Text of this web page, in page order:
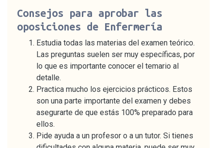
Consejos para aprobar las
oposiciones de Enfermería
Estudia todas las materias del examen teórico.
Las preguntas suelen ser muy específicas, por
lo que es importante conocer el temario al
detalle.
Practica mucho los ejercicios prácticos. Estos
son una parte importante del examen y debes
asegurarte de que estás 100% preparado para
ellos.
Pide ayuda a un profesor o a un tutor. Si tienes